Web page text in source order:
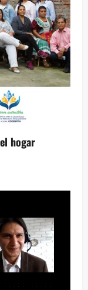
hogar